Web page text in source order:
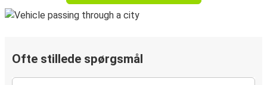
Ofte stillede spørgsmål